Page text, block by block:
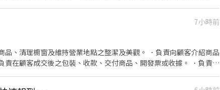
智取店(無人店) 晚班時新229元 智取店(無人店) 夜班時新249元 🏡
巷62號1樓 平鎮湧安店 桃園市平鎮區湧安路1號1樓 平鎮龍江店
號1樓 平鎮新富 - 智取店 桃園市平鎮區新富二街50號1樓 平鎮廣
區龍南路150之1號1樓 💰工作時間：(給你選) 【固
市↓↓ 早班－10:30-17:30 晚班 － 16:15-22:45/18:45-22:45 ↓↓
7小時前
品、清理櫥窗及維持營業地點之整潔及美觀。 ．負責向顧客介紹商品
在顧客成交後之包裝、收款、交付商品、開發票或收據。 ．負責在